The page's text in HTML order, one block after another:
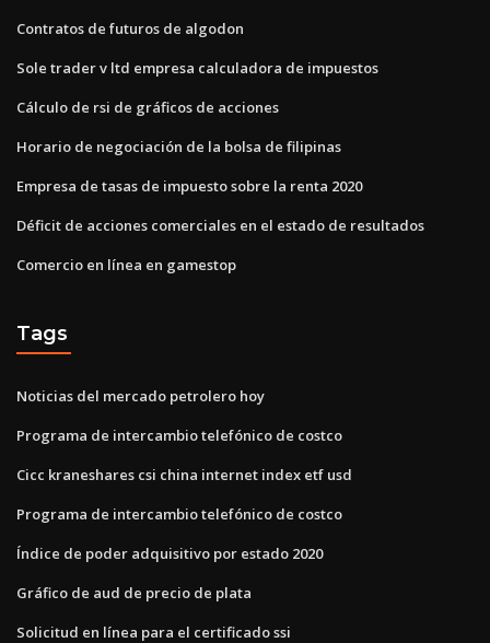
Contratos de futuros de algodon
Sole trader v ltd empresa calculadora de impuestos
Cálculo de rsi de gráficos de acciones
Horario de negociación de la bolsa de filipinas
Empresa de tasas de impuesto sobre la renta 2020
Déficit de acciones comerciales en el estado de resultados
Comercio en línea en gamestop
Tags
Noticias del mercado petrolero hoy
Programa de intercambio telefónico de costco
Cicc kraneshares csi china internet index etf usd
Programa de intercambio telefónico de costco
Índice de poder adquisitivo por estado 2020
Gráfico de aud de precio de plata
Solicitud en línea para el certificado ssi